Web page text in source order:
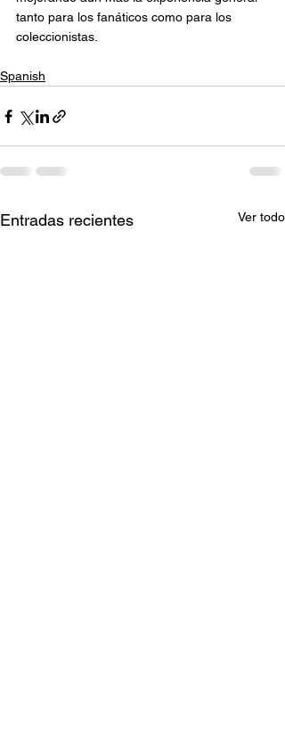
tanto para los fanáticos como para los
coleccionistas.
Spanish
Entradas recientes Ver todo